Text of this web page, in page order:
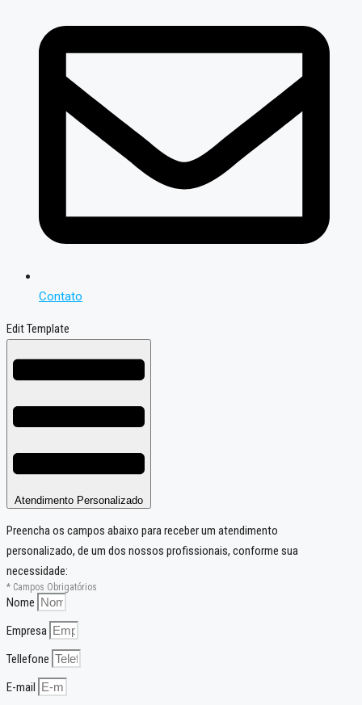
Contato
Edit Template
Atendimento Personalizado
Preencha os campos abaixo para receber um atendimento
personalizado, de um dos nossos profissionais, conforme sua
necessidade:
* Campos Obrigatórios
Nome
Empresa
Tellefone
E-mail